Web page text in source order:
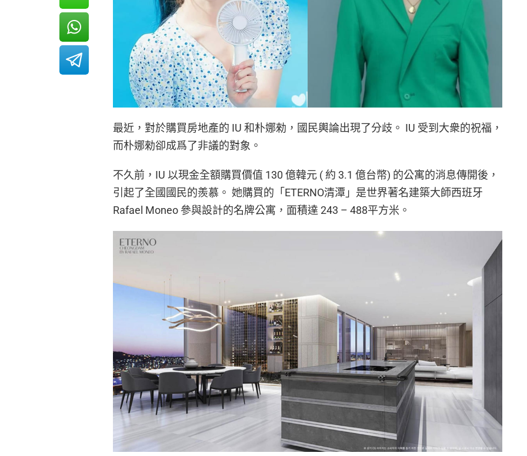
最近，對於購買房地產的 IU 和朴娜勑，國民輿論出現了分歧。 IU 受到大衆的祝福，
而朴娜勑卻成爲了非議的對象。
不久前，IU 以現金全額購買價值 130 億韓元 ( 約 3.1 億台幣) 的公寓的消息傳開後，
引起了全國國民的羨慕。 她購買的「ETERNO清潭」是世界著名建築大師西班牙
Rafael Moneo 參與設計的名牌公寓，面積達 243 – 488平方米。